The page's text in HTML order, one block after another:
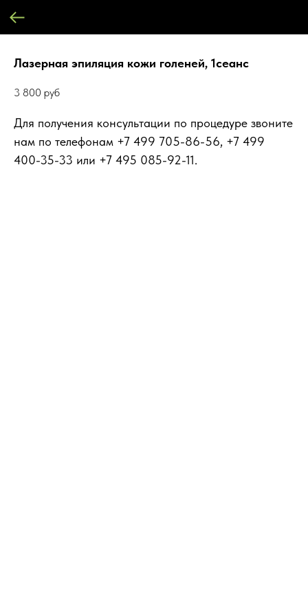
Лазерная эпиляция кожи голеней, 1сеанс
3 800 руб
Для получения консультации по процедуре звоните
нам по телефонам +7 499 705-86-56, +7 499
400-35-33 или +7 495 085-92-11.